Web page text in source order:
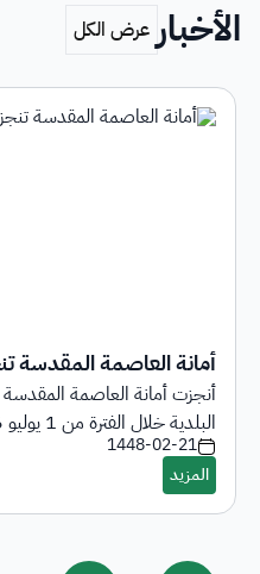
الأخبار
أمانة العاصمة المقدسة
أنجزت أمانة العاصمة
البلدية خلال الفترة من 1 يوليو 2026م حتى 30 يو...
1448-02-21